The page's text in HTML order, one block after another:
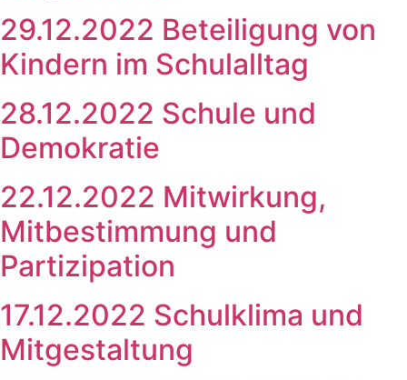
29.12.2022 Beteiligung von
Kindern im Schulalltag
28.12.2022 Schule und
Demokratie
22.12.2022 Mitwirkung,
Mitbestimmung und
Partizipation
17.12.2022 Schulklima und
Mitgestaltung